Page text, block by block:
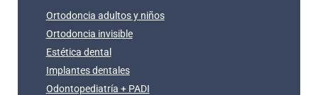
Ortodoncia adultos y niños
Ortodoncia invisible
Estética dental
Implantes dentales
Odontopediatría + PADI